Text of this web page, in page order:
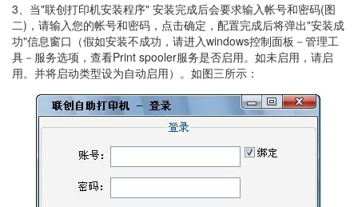
3、当"联创打印机安装程序" 安装完成后会要求输入帐号和密码(图
二)，请输入您的帐号和密码，点击确定，配置完成后将弹出"安装成
功"信息窗口（假如安装不成功，请进入windows控制面板－管理工
具－服务选项，查看Print spooler服务是否启用。如未启用，请启
用。并将启动类型设为自动启用）。如图三所示：